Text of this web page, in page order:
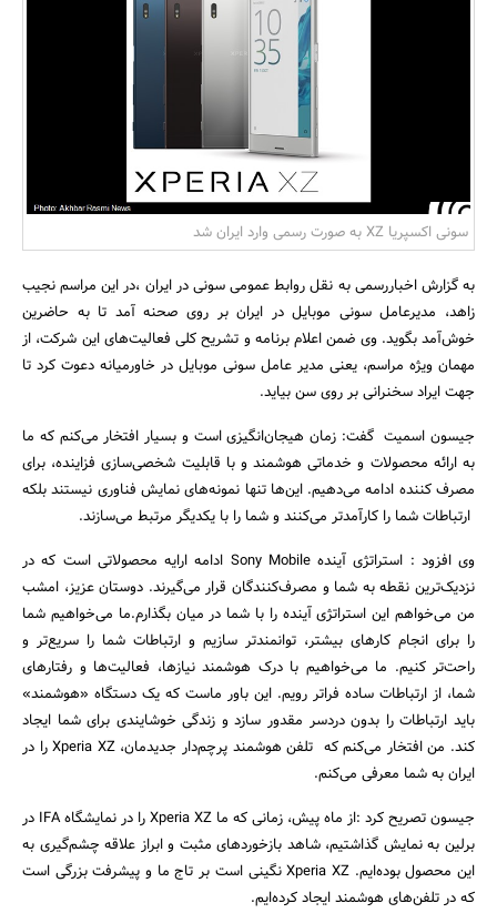
مسکن و ساختمان
سونی اکسپریا XZ به صورت رسمی وارد ایران شد
به گزارش اخباررسمی به نقل روابط عمومی سونی در ایران ،در این مراسم نجیب
زاهد، مدیرعامل سونی موبایل در ایران بر روی صحنه آمد تا به حاضرین
خوش‌آمد بگوید. وی ضمن اعلام برنامه و تشریح کلی فعالیت‌های این شرکت، از
مهمان ویژه مراسم، یعنی مدیر عامل سونی موبایل در خاورمیانه دعوت کرد تا
جهت ایراد سخنرانی بر روی سن بیاید.
جیسون اسمیت گفت: زمان هیجان‌انگیزی است و بسیار افتخار می‌کنم که ما
به ارائه محصولات و خدماتی هوشمند و با قابلیت شخصی‌سازی فزاینده، برای
مصرف کننده ادامه می‌دهیم. این‌ها تنها نمونه‌های نمایش فناوری نیستند بلکه
ارتباطات شما را کارآمدتر می‌کنند و شما را با یکدیگر مرتبط می‌سازند.
وی افزود : استراتژی آینده Sony Mobile ادامه ارایه محصولاتی است که در
نزدیک‌ترین نقطه به شما و مصرف‌کنندگان قرار می‌گیرند. دوستان عزیز، امشب
من می‌خواهم این استراتژی آینده را با شما در میان بگذارم.ما می‌خواهیم شما
را برای انجام کارهای بیشتر، توانمندتر سازیم و ارتباطات شما را سریع‌تر و
راحت‌تر کنیم. ما می‌خواهیم با درک هوشمند نیازها، فعالیت‌ها و رفتارهای
شما، از ارتباطات ساده فراتر رویم. این باور ماست که یک دستگاه «هوشمند»
باید ارتباطات را بدون دردسر مقدور سازد و زندگی خوشایندی برای شما ایجاد
کند. من افتخار می‌کنم که تلفن هوشمند پرچم‌دار جدیدمان، Xperia XZ را در
ایران به شما معرفی می‌کنم.
جیسون تصریح کرد :‌از ماه پیش، زمانی که ما Xperia XZ را در نمایشگاه IFA در
برلین به نمایش گذاشتیم، شاهد بازخوردهای مثبت و ابراز علاقه چشم‌گیری به
این محصول بوده‌ایم. Xperia XZ نگینی است بر تاج ما و پیشرفت بزرگی است
که در تلفن‌های هوشمند ایجاد کرده‌ایم.